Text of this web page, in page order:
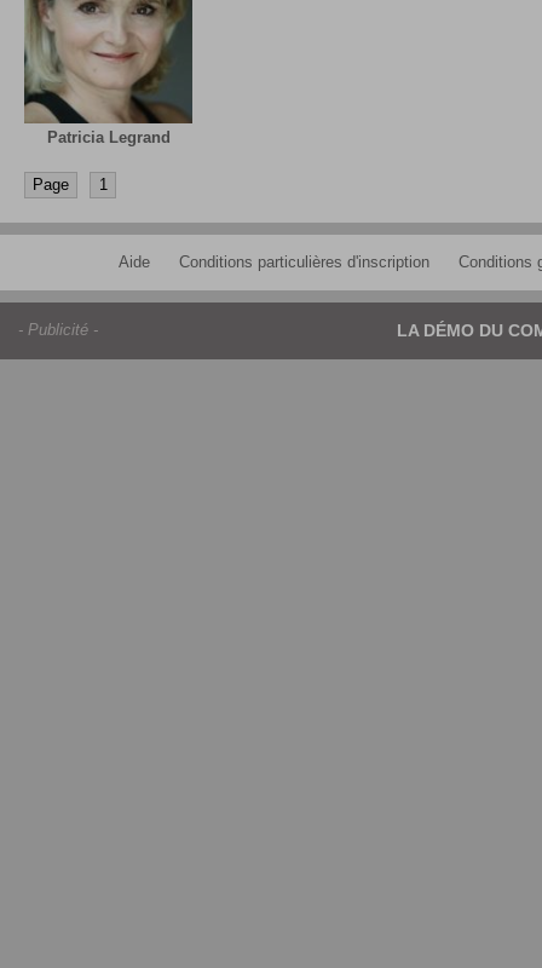
Patricia Legrand
Page 1
Aide Conditions particulières d'inscription Conditions
LA DÉMO DU
- Publicité -